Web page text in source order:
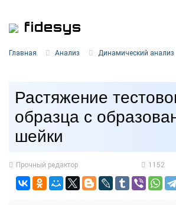
fidesys
Главная Анализ Динамический анализ
Растяжение
образца с
шейки
Прочный редактор 1152